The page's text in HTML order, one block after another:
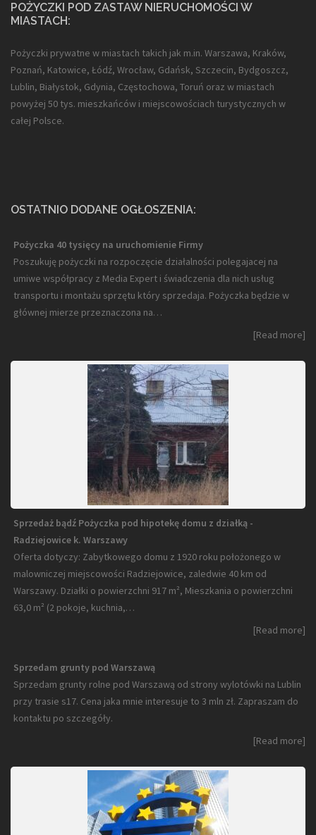
POŻYCZKI POD ZASTAW NIERUCHOMOŚCI W
MIASTACH:
Pożyczki prywatne w miastach takich jak m.in. Warszawa, Kraków,
Poznań, Katowice, Łódź, Wrocław, Gdańsk, Szczecin, Bydgoszcz,
Lublin, Białystok, Gdynia, Częstochowa, Toruń oraz w miastach
powyżej 50 tys. mieszkańców i miejscowościach turystycznych w
całej Polsce.
OSTATNIO DODANE OGŁOSZENIA:
Pożyczka 40 tysięcy na uruchomienie Firmy
Poszukuję pożyczki na rozpoczęcie działalności polegajacej na
umiwe współpracy z Media Expert i świadczenia dla nich usług
transportu i montażu sprzętu który sprzedaja. Pożyczka będzie w
głównej mierze przeznaczona na…
[Read more]
Sprzedaż bądź Pożyczka pod hipotekę domu z działką -
Radziejowice k. Warszawy
Oferta dotyczy: Zabytkowego domu z 1920 roku położonego w
malowniczej miejscowości Radziejowice, zaledwie 40 km od
Warszawy. Działki o powierzchni 917 m², Mieszkania o powierzchni
63,0 m² (2 pokoje, kuchnia,…
[Read more]
Sprzedam grunty pod Warszawą
Sprzedam grunty rolne pod Warszawą od strony wylotówki na Lublin
przy trasie s17. Cena jaka mnie interesuje to 3 mln zł. Zapraszam do
kontaktu po szczegóły.
[Read more]